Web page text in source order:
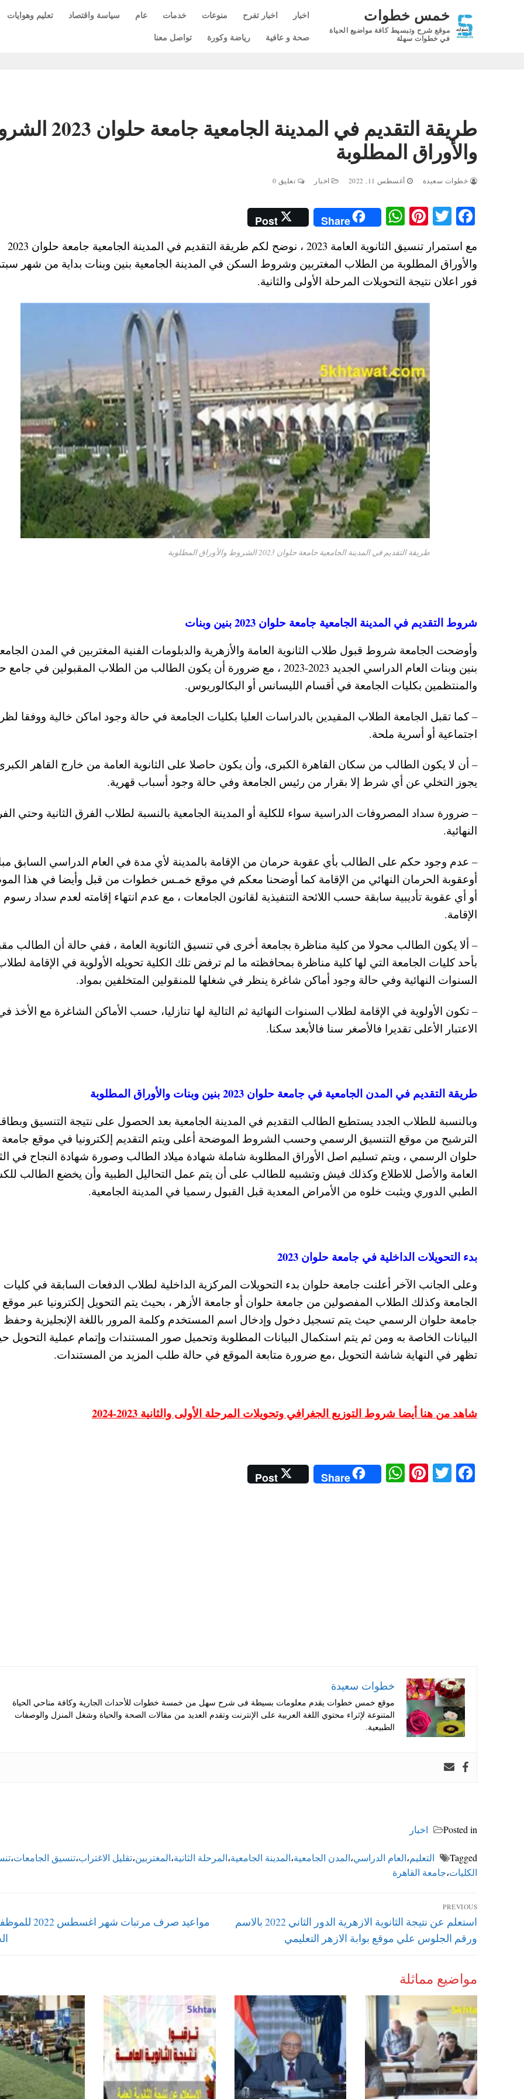
خمس خطوات
موقع شرح وتبسيط كافة مواضيع الحياة
في خطوات سهلة
اخبار اخبار تفرح منوعات خدمات عام سياسة واقتصاد
تعليم وهوايات
صحة و عافية
رياضة وكورة تواصل معنا
طريقة التقديم في المدينة الجامعية
والأوراق المطلوبة
خطوات سعيدة أغسطس 11, 2022 اخبار تعليق 0
Fa
bo
ok
T
tte
r
Pi
er
es
t
W
ha
ts
A
pp
Share
Post
مع استمرار تنسيق الثانوية العامة 2023 ، نوضح لكم طريقة التقديم في المدينة الجامعية جامعة حلوان 2023
والأوراق المطلوبة من الطلاب المغتربين وشروط السكن في المدينة الجامعية بنين وبنات بداية من شهر
فور اعلان نتيجة التحويلات المرحلة الأولى والثانية.
طريقة التقديم في المدينة الجامعية جامعة حلوان 2023 الشروط والأوراق المطلوبة
شروط التقديم في المدينة الجامعية جامعة حلوان 2023 بنين وبنات
وأوضحت الجامعة شروط قبول طلاب الثانوية العامة والأزهرية والدبلومات الفنية المغتربين في المدن
بنين وبنات العام الدراسي الجديد 2023-2023 ، مع ضرورة أن يكون الطالب من الطلاب المقبولين في
والمنتظمين بكليات الجامعة في أقسام الليسانس أو البكالوريوس.
– كما تقبل الجامعة الطلاب المقيدين بالدراسات العليا بكليات الجامعة في حالة وجود اماكن خالية ووفقا
اجتماعية أو أسرية ملحة.
– أن لا يكون الطالب من سكان القاهرة الكبرى، وأن يكون حاصلا على الثانوية العامة من خارج القاهر
يجوز التخلي عن أي شرط إلا بقرار من رئيس الجامعة وفي حالة وجود أسباب قهرية.
– ضرورة سداد المصروفات الدراسية سواء للكلية أو المدينة الجامعية بالنسبة لطلاب الفرق الثانية وحتي
النهائية.
– عدم وجود حكم على الطالب بأي عقوبة حرمان من الإقامة بالمدينة لأي مدة في العام الدراسي السابق
أوعقوبة الحرمان النهائي من الإقامة كما أوضحنا معكم في موقع خمـس خطوات من قبل وأيضا في هذا
أو أي عقوبة تأديبية سابقة حسب اللائحة التنفيذية لقانون الجامعات ، مع عدم انتهاء إقامته لعدم سداد رسوم
الإقامة.
– ألا يكون الطالب محولا من كلية مناظرة بجامعة أخرى في تنسيق الثانوية العامة ، ففي حالة أن الطالب
بأحد كليات الجامعة التي لها كلية مناظرة بمحافظته ما لم ترفض تلك الكلية تحويله الأولوية في الإقامة
السنوات النهائية وفي حالة وجود أماكن شاغرة ينظر في شغلها للمنقولين المتخلفين بمواد.
– تكون الأولوية في الإقامة لطلاب السنوات النهائية ثم التالية لها تنازليا، حسب الأماكن الشاغرة مع الأخذ
الاعتبار الأعلى تقديرا فالأصغر سنا فالأبعد سكنا.
طريقة التقديم في المدن الجامعية في جامعة حلوان 2023 بنين وبنات والأوراق المطلوبة
وبالنسبة للطلاب الجدد يستطيع الطالب التقديم في المدينة الجامعية بعد الحصول على نتيجة التنسيق
الترشيح من موقع التنسيق الرسمي وحسب الشروط الموضحة أعلى ويتم التقديم إلكترونيا في موقع جامعة
حلوان الرسمي ، ويتم تسليم اصل الأوراق المطلوبة شاملة شهادة ميلاد الطالب وصورة شهادة النجاح في
العامة والأصل للاطلاع وكذلك فيش وتشبيه للطالب على أن يتم عمل التحاليل الطبية وأن يخضع الطالب
الطبي الدوري ويثبت خلوه من الأمراض المعدية قبل القبول رسميا في المدينة الجامعية.
بدء التحويلات الداخلية في جامعة حلوان 2023
وعلى الجانب الآخر أعلنت جامعة حلوان بدء التحويلات المركزية الداخلية لطلاب الدفعات السابقة في كليات
الجامعة وكذلك الطلاب المفصولين من جامعة حلوان أو جامعة الأزهر ، بحيث يتم التحويل إلكترونيا عبر موقع
جامعة حلوان الرسمي حيث يتم تسجيل دخول وإدخال اسم المستخدم وكلمة المرور باللغة الإنجليزية وحفظ
البيانات الخاصة به ومن ثم يتم استكمال البيانات المطلوبة وتحميل صور المستندات وإتمام عملية التحويل
تظهر في النهاية شاشة التحويل ،مع ضرورة متابعة الموقع في حالة طلب المزيد من المستندات.
شاهد من هنا أيضا شروط التوزيع الجغرافي وتحويلات المرحلة الأولى والثانية 2023-2024
Fa
T
Pi
W
ha
Share
Post
خطوات سعيدة
موقع خمس خطوات يقدم معلومات بسيطة فى شرح سهل من خمسة خطوات للأحداث الجارية وكافة مناحي الحياة
المتنوعة لإثراء محتوي اللغة العربية على الإنترنت وتقدم العديد من مقالات الصحة والحياة وشغل المنزل والوصفات
الطبيعية.
Posted in اخبار
Tagged التعليم،العام الدراسي،المدن الجامعية،المدينة الجامعية،المرحلة الثانية،المغتربين،تقليل الاغتراب،تنسيق الجامعات،
الكليات،جامعة القاهرة
تصفّح
المقالات
PREVIOUS
Previous
post:
استعلم عن نتيجة الثانوية الازهرية الدور الثاني 2022 بالاسم
ورقم الجلوس علي موقع بوابة الازهر التعليمي
Next
مواعيد صرف مرتبات
مواضيع مماثلة